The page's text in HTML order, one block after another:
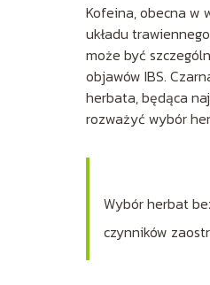
Kofeina, obecna w
układu
może być
objawów IBS.
herbata, będąca
rozważyć wybór
Wybór herbat
czynników